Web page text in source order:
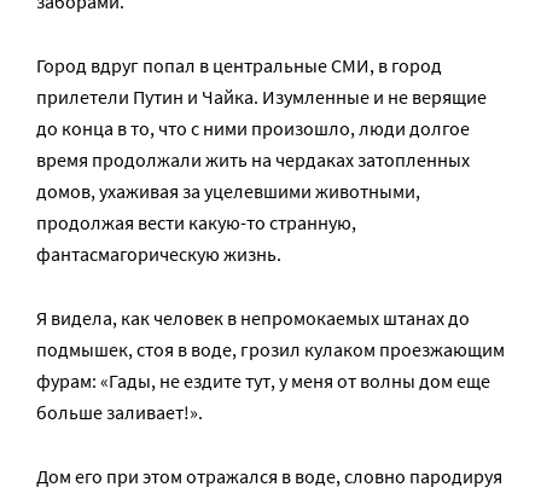
Город вдруг попал в центральные СМИ, в город
прилетели Путин и Чайка. Изумленные и не верящие
до конца в то, что с ними произошло, люди долгое
время продолжали жить на чердаках затопленных
домов, ухаживая за уцелевшими животными,
продолжая вести какую-то странную,
фантасмагорическую жизнь.
Я видела, как человек в непромокаемых штанах до
подмышек, стоя в воде, грозил кулаком проезжающим
фурам: «Гады, не ездите тут, у меня от волны дом еще
больше заливает!».
Дом его при этом отражался в воде, словно пародируя